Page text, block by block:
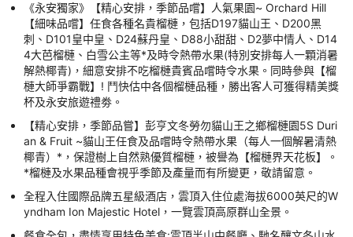
《永安獨家》【精心安排，季節品嚐】人氣果園~ Orchard Hill
【細味品嚐】任食各種名貴榴槤，包括D197貓山王、D200黑
刺、D101皇中皇、D24蘇丹皇、D88小甜甜、D2夢中情人、D14
4大芭榴槤、白雪公主等*及時令熱帶水果(特別安排每人一顆消暑
解熱椰青)，細意安排不吃榴槤貴賓品嚐時令水果。同時參與【榴
槤大師爭霸戰】! 鬥快估中各個榴槤品種，勝出客人可獲得精美獎
杯及永安旅遊禮劵。
【精心安排，季節品嘗】彭亨文冬勞勿貓山王之鄉榴槤園5S Duri
an & Fruit ~貓山王任食及品嚐時令熱帶水果（每人一個解暑清熱
椰青）*，保證樹上自然熟優質榴槤，被譽為【榴槤界天花板】。
*榴槤及水果品種會視乎季節及產量而有所變更，敬請留意。
全程入住國際品牌五星級酒店，雲頂入住位處海拔6000英尺的W
yndham Ion Majestic Hotel，一覽雲頂高原群山全景。